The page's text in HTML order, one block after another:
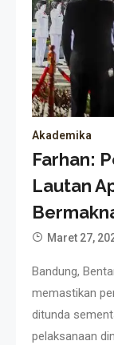
Akademika
Farhan:
Lautan
Maret 27,
Bandung,
memastikan
ditunda
pelaksanaan